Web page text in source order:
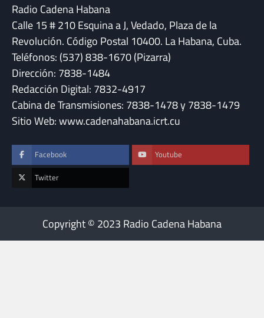
Radio Cadena Habana
Calle 15 # 210 Esquina a J, Vedado, Plaza de la
Revolución. Código Postal 10400. La Habana, Cuba.
Teléfonos: (537) 838-1670 (Pizarra)
Dirección: 7838-1484
Redacción Digital: 7832-4917
Cabina de Transmisiones: 7838-1478 y 7838-1479
Sitio Web: www.cadenahabana.icrt.cu
Facebook Youtube
Twitter